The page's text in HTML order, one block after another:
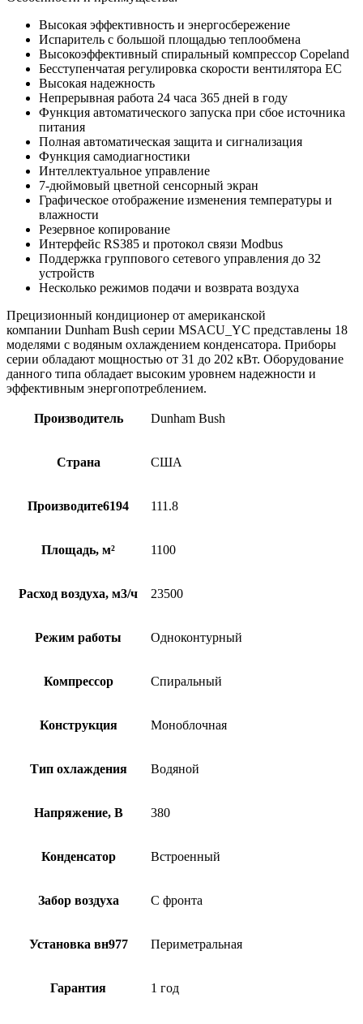
Высокая эффективность и энергосбережение
Испаритель с большой площадью теплообмена
Высокоэффективный спиральный компрессор Copeland
Бесступенчатая регулировка скорости вентилятора EC
Высокая надежность
Непрерывная работа 24 часа 365 дней в году
Функция автоматического запуска при сбое источника
питания
Полная автоматическая защита и сигнализация
Функция самодиагностики
Интеллектуальное управление
7-дюймовый цветной сенсорный экран
Графическое отображение изменения температуры и
влажности
Резервное копирование
Интерфейс RS385 и протокол связи Modbus
Поддержка группового сетевого управления до 32
устройств
Несколько режимов подачи и возврата воздуха
Прецизионный кондиционер от американской
компании Dunham Bush серии MSACU_YC представлены 18
моделями с водяным охлаждением конденсатора. Приборы
серии обладают мощностью от 31 до 202 кВт. Оборудование
данного типа обладает высоким уровнем надежности и
эффективным энергопотреблением.
Производитель Dunham Bush
Страна США
Производите6194 111.8
Площадь, м² 1100
Расход воздуха, м3/ч 23500
Режим работы Одноконтурный
Компрессор Спиральный
Конструкция Моноблочная
Тип охлаждения Водяной
Напряжение, В 380
Конденсатор Встроенный
Забор воздуха С фронта
Установка вн977 Периметральная
Гарантия 1 год